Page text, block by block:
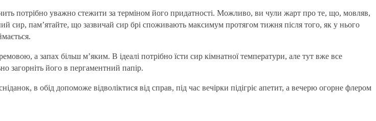
потрібно уважно стежити за терміном його придатності. Можливо, ви чули жарт про те, що, мовляв,
сир, пам’ятайте, що зазвичай сир брі споживають максимум протягом тижня після того, як у нього
а запах більш м’яким. В ідеалі потрібно їсти сир кімнатної температури, але тут вже все
загорніть його в пергаментний папір.
в обід допоможе відволіктися від справ, під час вечірки підігріє апетит, а вечерю огорне флером